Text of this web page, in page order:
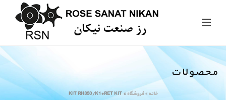
محصولات
خانه »فروشگاه »
KIT RH350/K1+RET KIT